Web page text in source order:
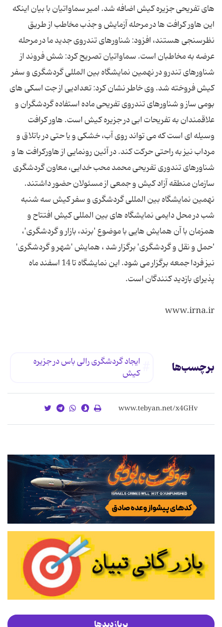
های تفریحی جزیره کیش اضافه شد. امیر سماواتیان با بیان اینکه
این هاور کرافت ها در مرحله آزمایش و جذب مخاطب از طریق
نظرسنجی هستند، افزود: شناورهای تندروی جدید ما در مرحله
عرضه به مخاطبان است. سماواتیان تصریح کرد: شش فروند از
شناورهای تندرو در نهمین نمایشگاه بین المللی گردشگری و سفر
کیش فروخته شد. وی خاطر نشان کرد: تعدادیی از جت اسکی های
بومی ساز و شناورهای تندروی تفریحی ماده استفاده گردشگران و
علاقمندان به تفریحات ابی در جزیره کیش است. هاور کرافت
وسیله ای است که می تواند روی آب، خشکی و یا حتی در باتلاق و
مرداب نیز به راحتی حرکت کند. در آئین رونمایی از هاورکرافت ها و
شناورهای تندوری تفریحی محمد محب خدایی، معاون گردشگری
سازمان منطقه آزاد کیش و جمعی از مسئولان حضور داشتند.
نهمین نمایشگاه بین المللی گردشگری و سفر کیش سه شنبه
شب در محل دایمی نمایشگاه های بین المللی کیش افتتاح و
همزمان با آن همایش هایی با موضوع 'برند، بازار و گردشگری'،
'حمل و نقل و گردشگری' برگزار شد ، همایش 'شهر و گردشگری'
نیز فردا جمعه برگزار می شود. این نمایشگاه تا 14 اسفند ماه
www.irna.ir
برچسب‌ها
ایجاد گردشگری رالی باس در جزیره
کیش